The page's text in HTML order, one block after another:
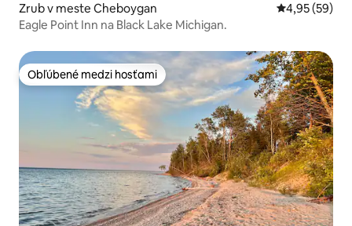
Zrub v meste Cheboygan Priemerné
4,95 (59)
Eagle Point Inn na Black Lake Michigan.
Obľúbené medzi hosťami
Obľúbené medzi hosťami